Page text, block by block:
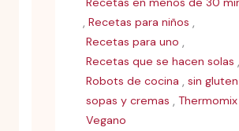
, Recetas para niños ,
Recetas para uno ,
Recetas que se hacen solas ,
Robots de cocina , sin gluten
sopas y cremas , Thermomix
Vegano